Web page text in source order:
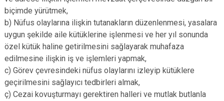
biçimde yürütmek,
b) Nüfus olaylarına ilişkin tutanakların düzenlenmesi, yasalara
uygun şekilde aile kütüklerine işlenmesi ve her yıl sonunda
özel kütük haline getirilmesini sağlayarak muhafaza
edilmesine ilişkin iş ve işlemleri yapmak,
c) Görev çevresindeki nüfus olaylarını izleyip kütüklere
geçirilmesini sağlayıcı tedbirleri almak,
ç) Cezai kovuşturmayı gerektiren halleri ve mutlak butlanla